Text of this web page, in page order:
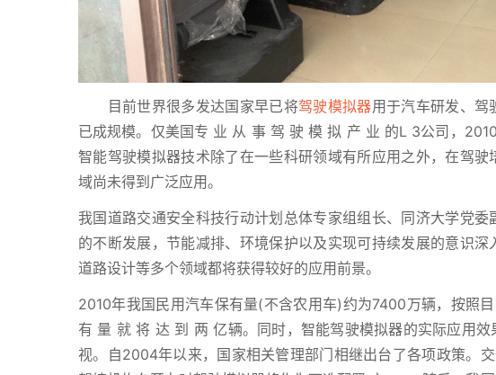
目前世界很多发达国家早已将驾驶模拟器用于汽车研发、驾
已成规模。仅美国专 业 从 事 驾 驶 模 拟 产 业 的L 3公司，
智能驾驶模拟器技术除了在一些科研领域有所应用之外，在驾
域尚未得到广泛应用。
我国道路交通安全科技行动计划总体专家组组长、同济大学党
的不断发展，节能减排、环境保护以及实现可持续发展的意识
道路设计等多个领域都将获得较好的应用前景。
2010年我国民用汽车保有量(不含农用车)约为7400万辆，按照
有 量 就 将 达 到 两 亿辆。同时，智能驾驶模拟器的实际应用
视。自2004年以来，国家相关管理部门相继出台了各项政策。